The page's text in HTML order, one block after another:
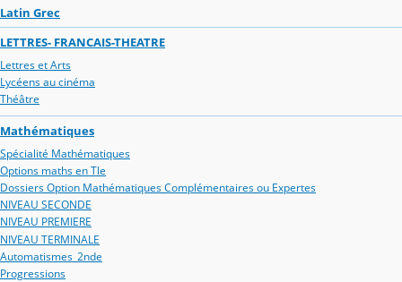
Latin Grec
LETTRES- FRANCAIS-THEATRE
Lettres et Arts
Lycéens au cinéma
Théâtre
Mathématiques
Spécialité Mathématiques
Options maths en Tle
Dossiers Option Mathématiques Complémentaires ou Expertes
NIVEAU SECONDE
NIVEAU PREMIERE
NIVEAU TERMINALE
Automatismes_2nde
Progressions